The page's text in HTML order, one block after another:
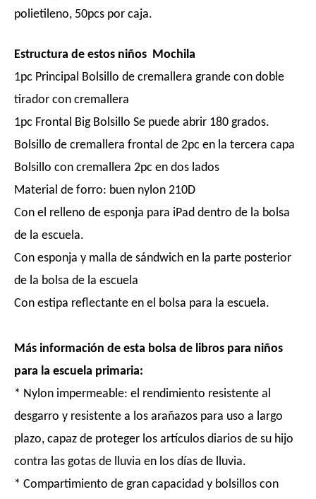
polietileno, 50pcs por caja.
Estructura de estos niños Mochila
1pc Principal Bolsillo de cremallera grande con doble
tirador con cremallera
1pc Frontal Big Bolsillo Se puede abrir 180 grados.
Bolsillo de cremallera frontal de 2pc en la tercera capa
Bolsillo con cremallera 2pc en dos lados
Material de forro: buen nylon 210D
Con el relleno de esponja para iPad dentro de la bolsa
de la escuela.
Con esponja y malla de sándwich en la parte posterior
de la bolsa de la escuela
Con estipa reflectante en el bolsa para la escuela.
Más información de esta bolsa de libros para niños
para la escuela primaria:
* Nylon impermeable: el rendimiento resistente al
desgarro y resistente a los arañazos para uso a largo
plazo, capaz de proteger los artículos diarios de su hijo
contra las gotas de lluvia en los días de lluvia.
* Compartimiento de gran capacidad y bolsillos con